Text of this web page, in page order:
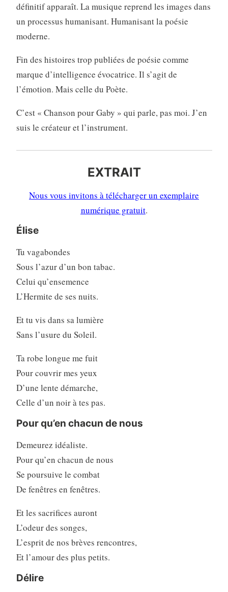
définitif apparaît. La musique reprend les images dans
un processus humanisant. Humanisant la poésie
moderne.
Fin des histoires trop publiées de poésie comme
marque d’intelligence évocatrice. Il s’agit de
l’émotion. Mais celle du Poète.
C’est « Chanson pour Gaby » qui parle, pas moi. J’en
suis le créateur et l’instrument.
EXTRAIT
Nous vous invitons à télécharger un exemplaire
numérique gratuit.
Élise
Tu vagabondes
Sous l’azur d’un bon tabac.
Celui qu’ensemence
L’Hermite de ses nuits.
Et tu vis dans sa lumière
Sans l’usure du Soleil.
Ta robe longue me fuit
Pour couvrir mes yeux
D’une lente démarche,
Celle d’un noir à tes pas.
Pour qu’en chacun de nous
Demeurez idéaliste.
Pour qu’en chacun de nous
Se poursuive le combat
De fenêtres en fenêtres.
Et les sacrifices auront
L’odeur des songes,
L’esprit de nos brèves rencontres,
Et l’amour des plus petits.
Délire